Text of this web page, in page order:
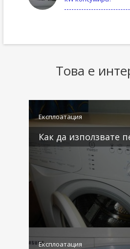
Това е
Експлоатация
Как да използвате
3 коментара
Експлоатация